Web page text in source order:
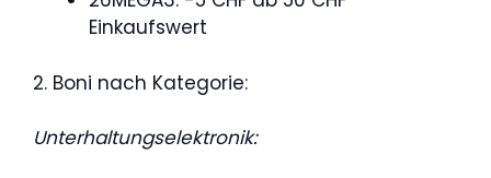
Einkaufswert
2. Boni nach Kategorie:
Unterhaltungselektronik: